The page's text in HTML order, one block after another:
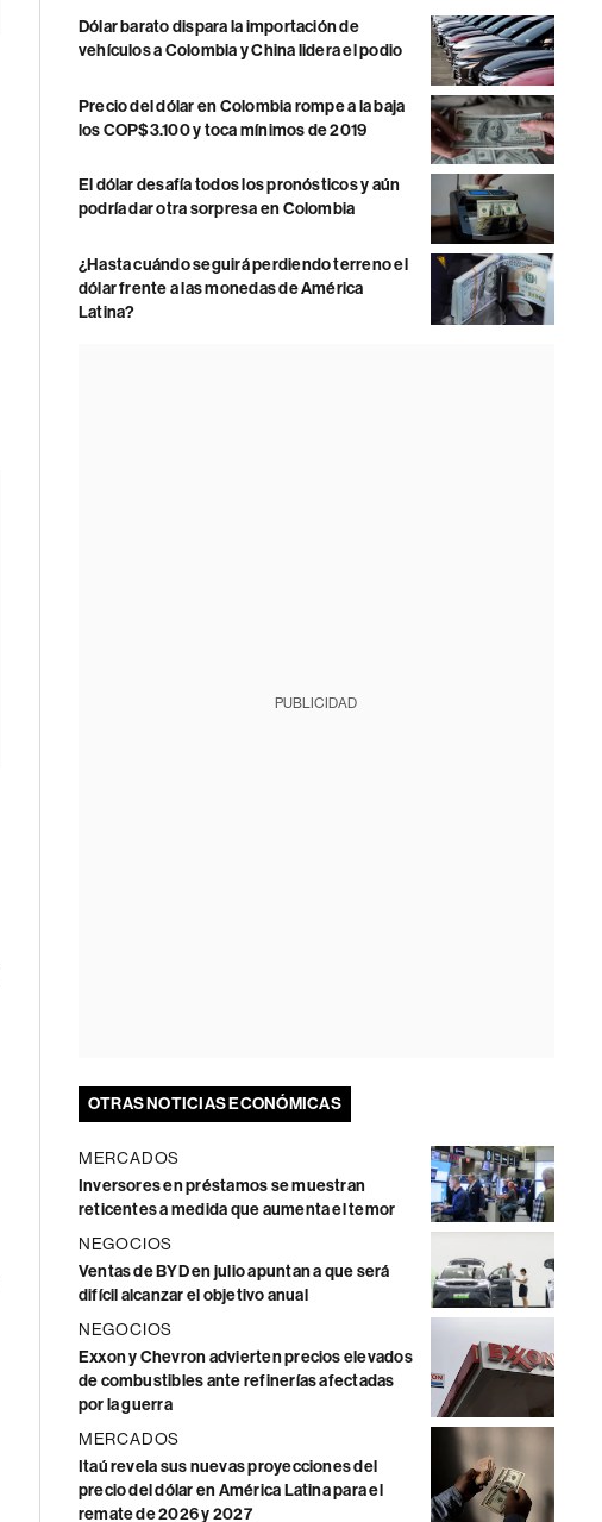
Dólar barato dispara la importación de
vehículos a Colombia y China lidera el podio
Precio del dólar en Colombia rompe a la baja
los COP$3.100 y toca mínimos de 2019
El dólar desafía todos los pronósticos y aún
podría dar otra sorpresa en Colombia
¿Hasta cuándo seguirá perdiendo terreno el
dólar frente a las monedas de América
Latina?
PUBLICIDAD
OTRAS NOTICIAS ECONÓMICAS
MERCADOS
Inversores en préstamos se muestran
reticentes a medida que aumenta el temor
NEGOCIOS
Ventas de BYD en julio apuntan a que será
difícil alcanzar el objetivo anual
NEGOCIOS
Exxon y Chevron advierten precios elevados
de combustibles ante refinerías afectadas
por la guerra
MERCADOS
Itaú revela sus nuevas proyecciones del
precio del dólar en América Latina para el
remate de 2026 y 2027